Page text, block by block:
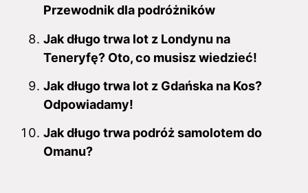
Przewodnik dla podróżników
Jak długo trwa lot z Londynu na
Teneryfę? Oto, co musisz wiedzieć!
Jak długo trwa lot z Gdańska na Kos?
Odpowiadamy!
Jak długo trwa podróż samolotem do
Omanu?